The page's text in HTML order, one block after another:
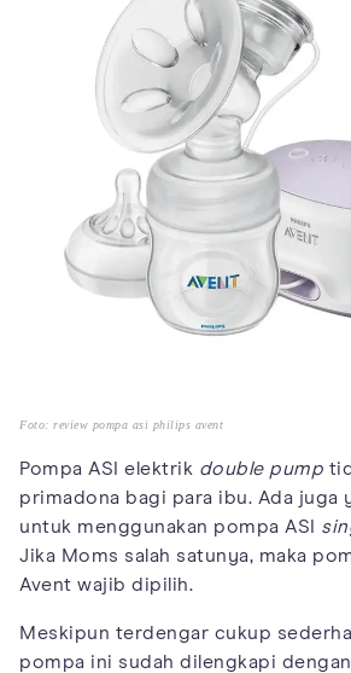
Foto: review pompa asi philips avent
Pompa ASI elektrik double pump
primadona bagi para ibu. Ada juga
untuk menggunakan pompa ASI
Jika Moms salah satunya, maka
Avent wajib dipilih.
Meskipun terdengar cukup
pompa ini sudah dilengkapi